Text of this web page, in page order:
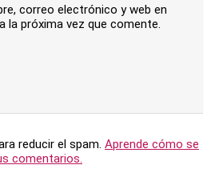
correo electrónico y web en
la próxima vez que comente.
reducir el spam. Aprende cómo se
comentarios.